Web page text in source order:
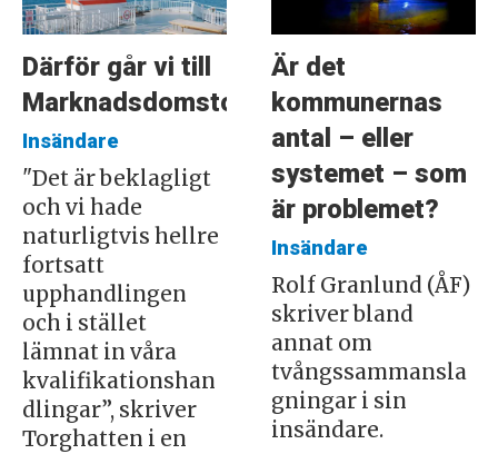
Därför går vi till
Marknadsdomstolen
Insändare
"Det är beklagligt
och vi hade
naturligtvis hellre
fortsatt
upphandlingen
och i stället
lämnat in våra
kvalifikationshan
dlingar”, skriver
Torghatten i en
Är det
kommunernas
antal – eller
systemet – som
är problemet?
Insändare
Rolf Granlund (ÅF)
skriver bland
annat om
tvångssammansla
gningar i sin
insändare.